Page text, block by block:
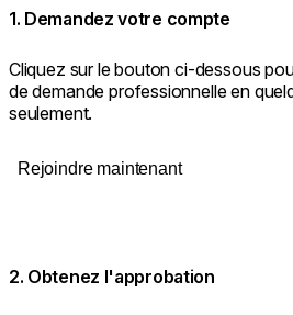
1. Demandez votre compte
Cliquez sur le bouton ci-dessous
de demande professionnelle en
seulement.
Rejoindre maintenant
2. Obtenez l'approbation